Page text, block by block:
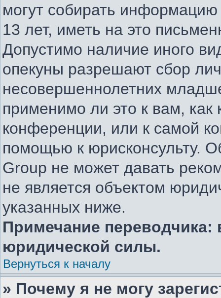
могут собирать
13 лет, иметь на это
Допустимо наличие иного
опекуны разрешают сбор
несовершеннолетних
применимо ли это к вам,
конференции, или к самой
помощью к юрисконсульту.
Group не может давать
не является объектом
указанных ниже.
Примечание переводчика:
юридической силы.
Вернуться к началу
» Почему я не могу